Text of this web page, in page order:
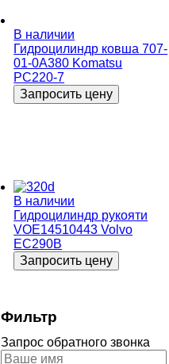
В наличии
Гидроцилиндр ковша 707-
01-0A380 Komatsu
PC220-7
Запросить цену
В наличии
Гидроцилиндр рукояти
VOE14510443 Volvo
EC290B
Запросить цену
Фильтр
Запрос обратного звонка